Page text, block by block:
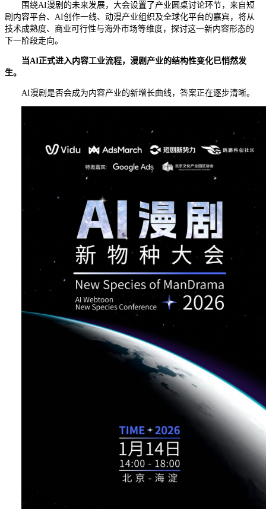
围绕AI漫剧的未来发展，大会设置了产业圆桌讨论环节，来自短
剧内容平台、AI创作一线、动漫产业组织及全球化平台的嘉宾，将从
技术成熟度、商业可行性与海外市场等维度，探讨这一新内容形态的
下一阶段走向。
当AI正式进入内容工业流程， 漫剧产业的结构性变化已悄然发
生。
AI漫剧是否会成为内容产业的新增长曲线，答案正在逐步清晰。